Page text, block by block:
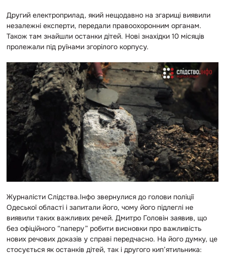
Другий електроприлад, який нещодавно на згарищі виявили
незалежні експерти, передали правоохоронним органам.
Також там знайшли останки дітей. Нові знахідки 10 місяців
пролежали під руїнами згорілого корпусу.
Журналісти Слідства.Інфо звернулися до голови поліції
Одеської області і запитали його, чому його підлеглі не
виявили таких важливих речей. Дмитро Головін заявив, що
без офіційного “паперу” робити висновки про важливість
нових речових доказів у справі передчасно. На його думку, це
стосується як останків дітей, так і другого кип’ятильника: